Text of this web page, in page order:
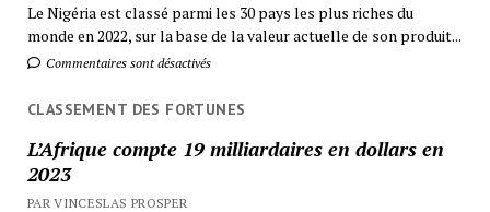
Le Nigéria est classé parmi les 30 pays les plus riches du
monde en 2022, sur la base de la valeur actuelle de son produit...
Commentaires sont désactivés
CLASSEMENT DES FORTUNES
L’Afrique compte 19 milliardaires en dollars en
2023
PAR VINCESLAS PROSPER